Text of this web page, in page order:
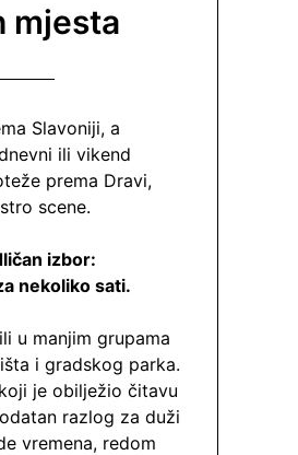
mjesta
Slavoniji, a
ili vikend
prema Dravi,
scene.
izbor:
nekoliko sati.
u manjim grupama
i gradskog parka.
je obilježio čitavu
razlog za duži
vremena, redom